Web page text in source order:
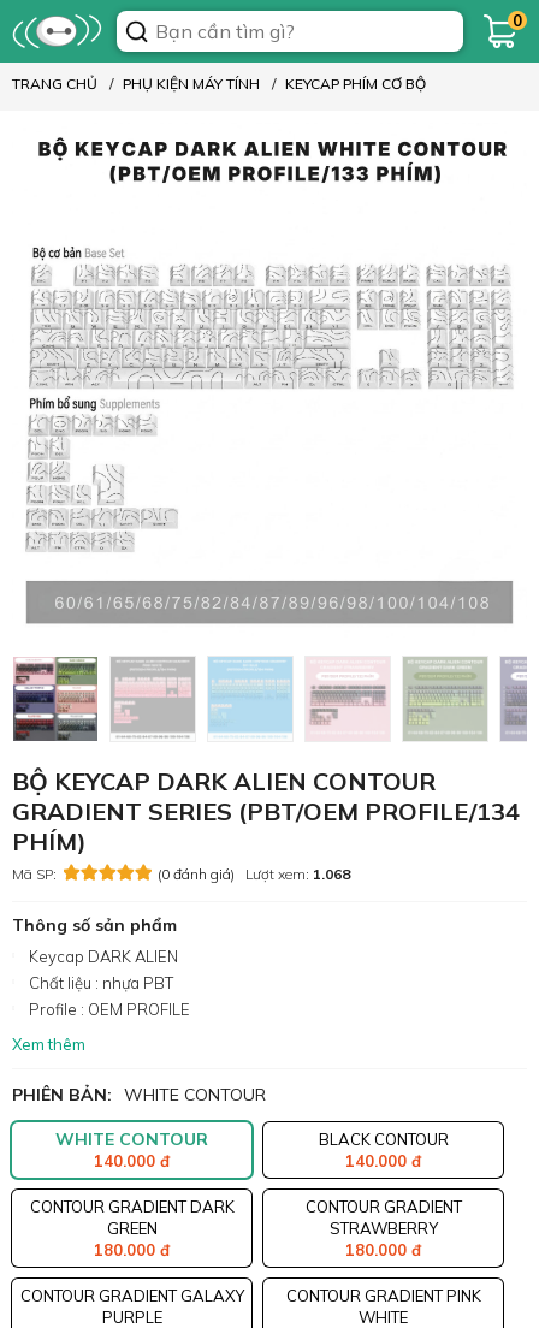
0
TRANG CHỦ PHỤ KIỆN MÁY TÍNH KEYCAP PHÍM CƠ BỘ
BỘ KEYCAP DARK ALIEN CONTOUR
GRADIENT SERIES (PBT/OEM PROFILE/134
PHÍM)
Mã SP: (0 đánh giá) Lượt xem: 1.068
Thông số sản phẩm
Keycap DARK ALIEN
Chất liệu : nhựa PBT
Profile : OEM PROFILE
Xem thêm
PHIÊN BẢN: WHITE CONTOUR
WHITE CONTOUR
140.000 đ
BLACK CONTOUR
140.000 đ
CONTOUR GRADIENT DARK
GREEN
180.000 đ
CONTOUR GRADIENT
STRAWBERRY
180.000 đ
CONTOUR GRADIENT GALAXY
PURPLE
CONTOUR GRADIENT PINK
WHITE